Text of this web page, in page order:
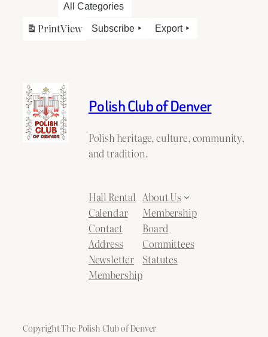
All Categories
PrintView Subscribe Export
Polish Club of Denver
Polish heritage, culture, community,
and tradition.
Hall Rental
Calendar
Contact
Address
Newsletter
Membership
About Us
Membership
Board
Committees
Statutes
Copyright The Polish Club of Denver